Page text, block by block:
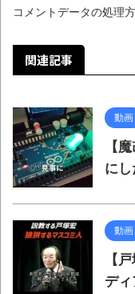
コメントデータの処理
関連記事
動画
【
に
動画
【
デ